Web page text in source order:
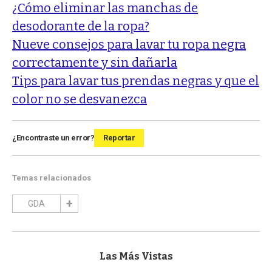
¿Cómo eliminar las manchas de
desodorante de la ropa?
Nueve consejos para lavar tu ropa negra
correctamente y sin dañarla
Tips para lavar tus prendas negras y que el
color no se desvanezca
¿Encontraste un error? Reportar
Temas relacionados
GDA
Las Más Vistas